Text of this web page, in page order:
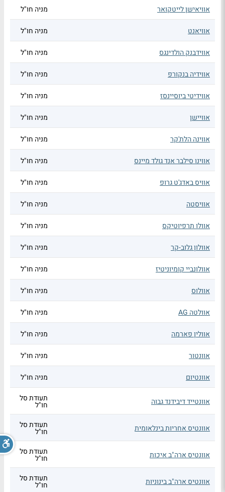
אוויאישן לייטקואר מניה חו"ל
אוויאנט מניה חו"ל
אווידבנק הולדינגס מניה חו"ל
אווידיה בנקורפ מניה חו"ל
אווידיטי ביוסיינסז מניה חו"ל
אוויישן מניה חו"ל
אווינה הלת'קר מניה חו"ל
אווינו סילבר אנד גולד מיינס מניה חו"ל
אוויס באדג'ט גרופ מניה חו"ל
אוויסטה מניה חו"ל
אוולו תרפיוטיקס מניה חו"ל
אוולון גלוב-קר מניה חו"ל
אוולונביי קומיוניטיז מניה חו"ל
אוולוס מניה חו"ל
אוולטה AG מניה חו"ל
אוולין פארמה מניה חו"ל
אוונטור מניה חו"ל
אוונטיום מניה חו"ל
אוונטייד דיבידנד גבוה תעודת סל
חו"ל
אוונטיס אחריות בינלאומית תעודת סל
חו"ל
אוונטיס ארה"ב איכות תעודת סל
חו"ל
אוונטיס ארה"ב בינוניות תעודת סל
חו"ל